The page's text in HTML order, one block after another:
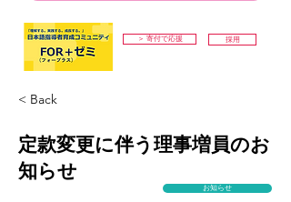
＞ 寄付で応援 採用
< Back
定款変更に伴う理事増員のお
知らせ
お知らせ